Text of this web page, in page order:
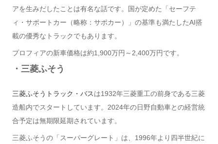
アを生みだしたことは有名な話です。国が定めた「セーフテ
ィ・サポートカー（略称：サポカー）」の基準も満たしたAI搭
載の優秀なトラックでもあります。
プロフィアの新車価格は約1,900万円～2,400万円です。
・三菱ふそう
三菱ふそうトラック・バスは1932年三菱重工の前身である三菱
造船内でスタートしています。2024年の日野自動車との経営統
合予定は無期限延期されています。
三菱ふそうの「スーパーグレート」は、1996年より四半世紀に